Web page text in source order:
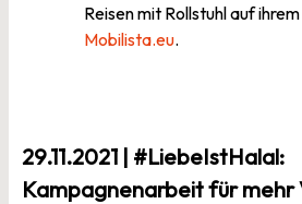
Reisen mit Rollstuhl auf
Mobilista.eu.
29.11.2021 | #LiebeIstHalal:
Kampagnenarbeit für mehr